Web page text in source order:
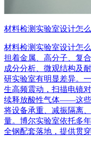
材料检测实验室设计怎
材料检测实验室设计怎
担着金属、高分子、复
成分分析、微观结构及
研实验室有明显差异。
生高频震动，扫描电镜
续释放酸性气体——这些
将设备承重、减振隔离
量。博尔实验室依托多
全钢配套落地，提供贯